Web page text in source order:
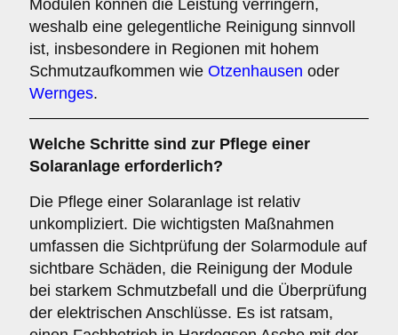
Modulen können die Leistung verringern,
weshalb eine gelegentliche Reinigung sinnvoll
ist, insbesondere in Regionen mit hohem
Schmutzaufkommen wie Otzenhausen oder
Wernges.
Welche Schritte sind zur Pflege einer
Solaranlage erforderlich?
Die Pflege einer Solaranlage ist relativ
unkompliziert. Die wichtigsten Maßnahmen
umfassen die Sichtprüfung der Solarmodule auf
sichtbare Schäden, die Reinigung der Module
bei starkem Schmutzbefall und die Überprüfung
der elektrischen Anschlüsse. Es ist ratsam,